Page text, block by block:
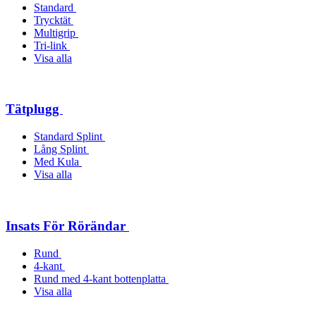
Standard
Trycktät
Multigrip
Tri-link
Visa alla
Tätplugg
Standard Splint
Lång Splint
Med Kula
Visa alla
Insats För Rörändar
Rund
4-kant
Rund med 4-kant bottenplatta
Visa alla